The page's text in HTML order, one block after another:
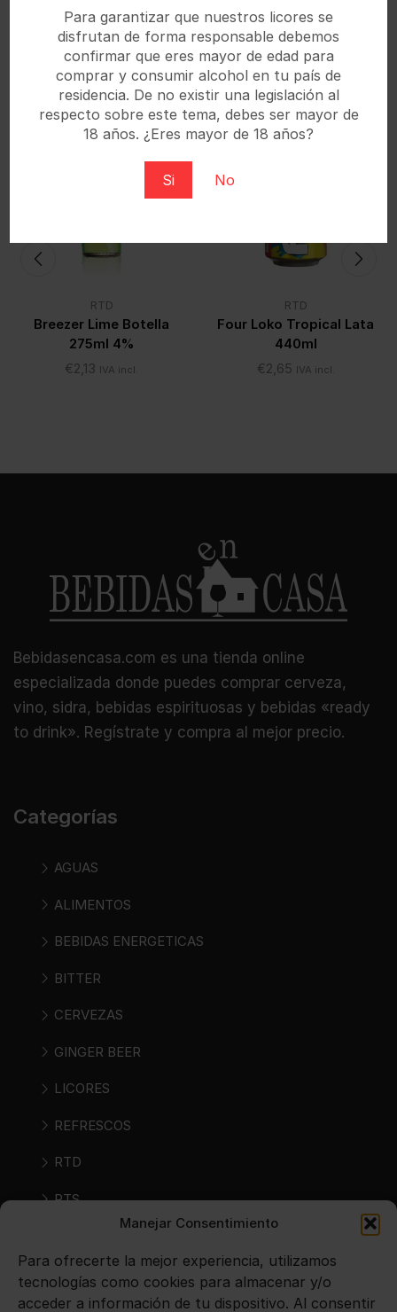
Manejar Consentimiento
Para ofrecerte la mejor experiencia, utilizamos
tecnologías como cookies para almacenar y/o
acceder a información de tu dispositivo. Al consentir
Para garantizar que nuestros licores se
disfrutan de forma responsable debemos
confirmar que eres mayor de edad para
comprar y consumir alcohol en tu país de
residencia. De no existir una legislación al
respecto sobre este tema, debes ser mayor de
18 años. ¿Eres mayor de 18 años?
Si No
Productos Relacionados
RTD
Breezer Lime Botella
275ml 4%
€2,13 IVA incl.
RTD
Four Loko Tropical Lata
440ml
€2,65 IVA incl.
Bebidasencasa.com es una tienda online
especializada donde puedes comprar cerveza,
vino, sidra, bebidas espirituosas y bebidas «ready
to drink». Regístrate y compra al mejor precio.
Categorías
AGUAS
ALIMENTOS
BEBIDAS ENERGETICAS
BITTER
CERVEZAS
GINGER BEER
LICORES
REFRESCOS
RTD
RTS
VINOS